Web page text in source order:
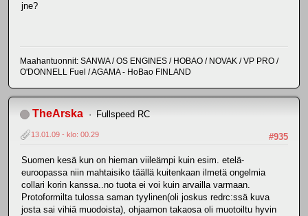
jne?
Maahantuonnit: SANWA / OS ENGINES / HOBAO / NOVAK / VP PRO /
O'DONNELL Fuel / AGAMA - HoBao FINLAND
TheArska Fullspeed RC
#935
13.01.09 - klo: 00.29
Suomen kesä kun on hieman viileämpi kuin esim. etelä-
euroopassa niin mahtaisiko täällä kuitenkaan ilmetä ongelmia
collari korin kanssa..no tuota ei voi kuin arvailla varmaan.
Protoformilta tulossa saman tyylinen(oli joskus redrc:ssä kuva
josta sai vihiä muodoista), ohjaamon takaosa oli muotoiltu hyvin